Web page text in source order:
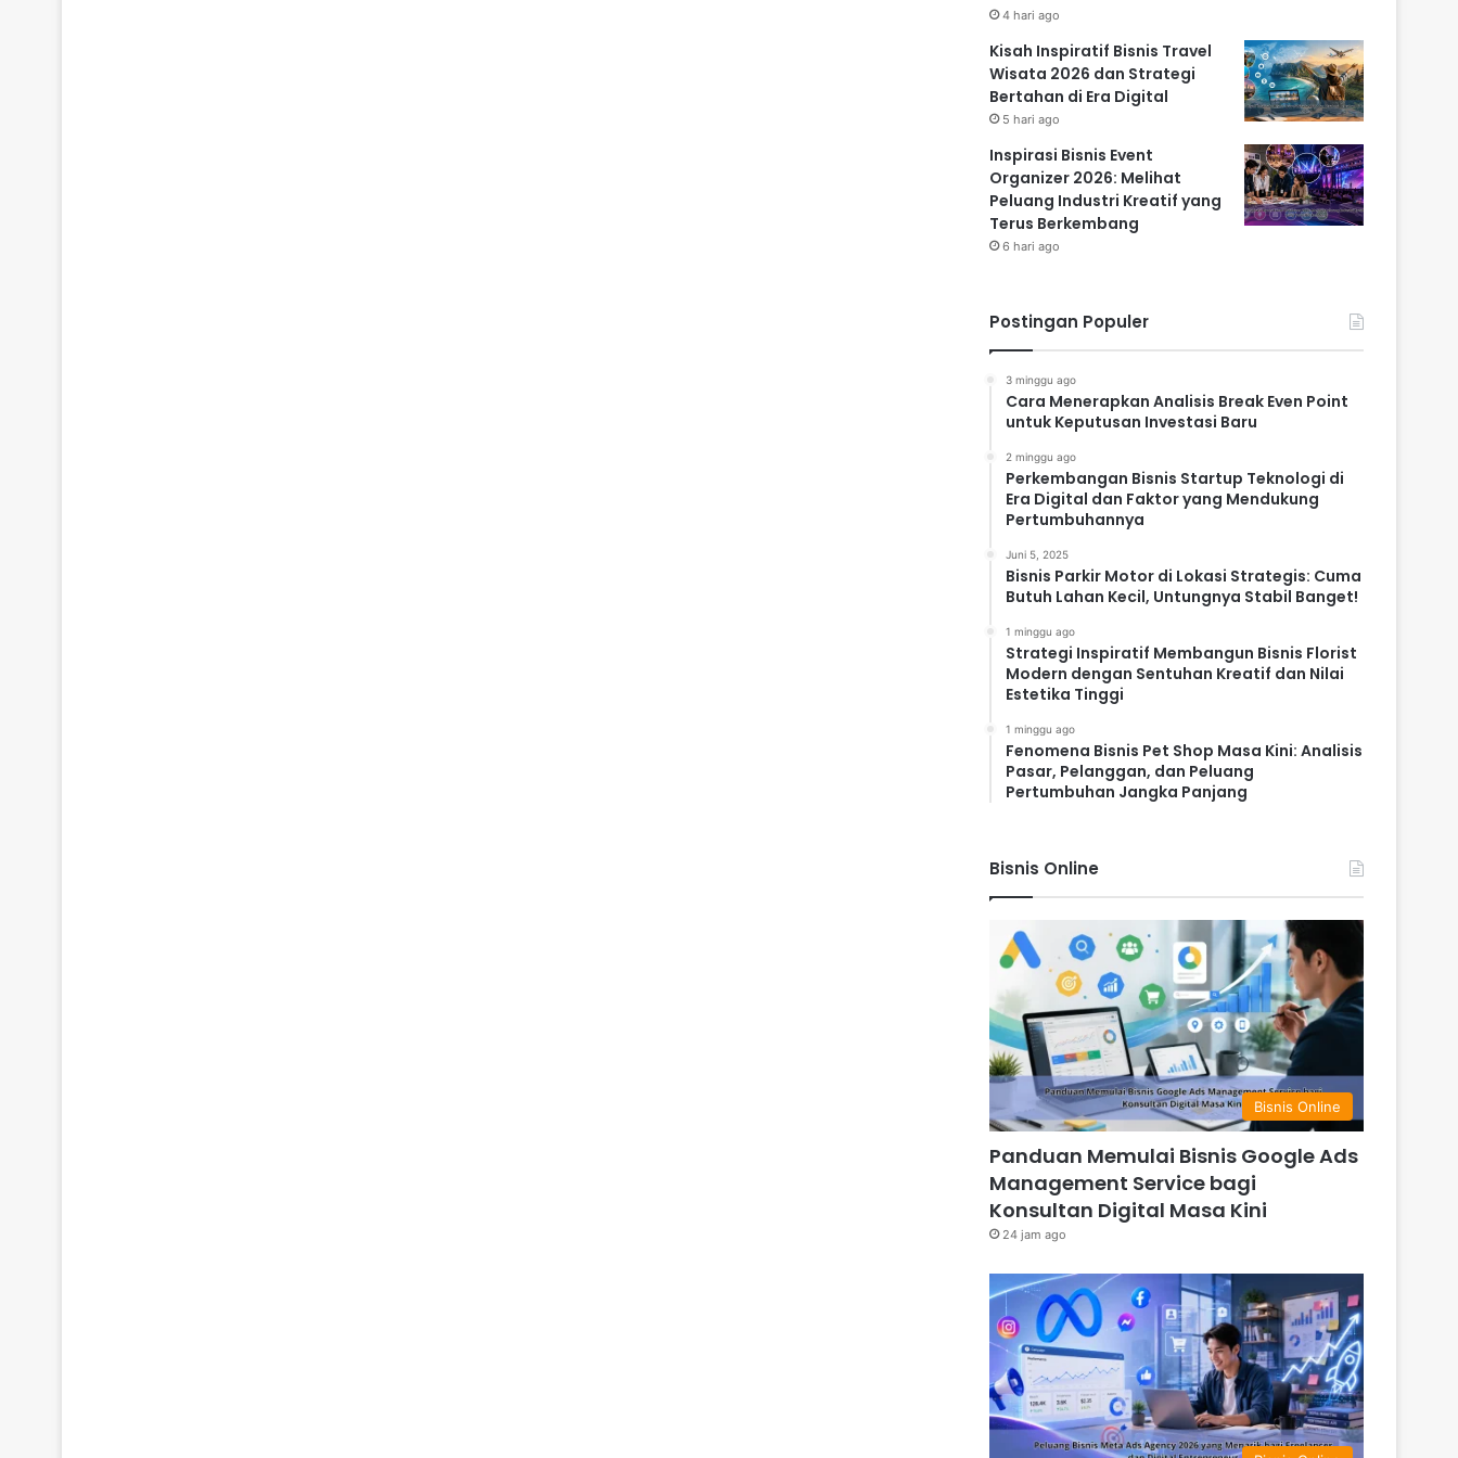
4 hari ago
Kisah Inspiratif Bisnis Travel
Wisata 2026 dan Strategi
Bertahan di Era Digital
5 hari ago
Inspirasi Bisnis Event
Organizer 2026: Melihat
Peluang Industri Kreatif yang
Terus Berkembang
6 hari ago
Postingan Populer
3 minggu ago
Cara Menerapkan Analisis Break Even Point
untuk Keputusan Investasi Baru
2 minggu ago
Perkembangan Bisnis Startup Teknologi di
Era Digital dan Faktor yang Mendukung
Pertumbuhannya
Juni 5, 2025
Bisnis Parkir Motor di Lokasi Strategis: Cuma
Butuh Lahan Kecil, Untungnya Stabil Banget!
1 minggu ago
Strategi Inspiratif Membangun Bisnis Florist
Modern dengan Sentuhan Kreatif dan Nilai
Estetika Tinggi
1 minggu ago
Fenomena Bisnis Pet Shop Masa Kini: Analisis
Pasar, Pelanggan, dan Peluang
Pertumbuhan Jangka Panjang
Bisnis Online
Bisnis Online
Panduan Memulai Bisnis Google Ads
Management Service bagi
Konsultan Digital Masa Kini
24 jam ago